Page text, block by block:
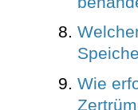
Wie